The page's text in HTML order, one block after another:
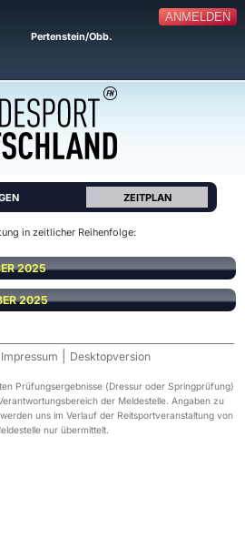
ANMELDEN
Pertenstein/Obb.
ZEITPLAN
in zeitlicher Reihenfolge:
2025
2025
Impressum Desktopversion
Prüfungsergebnisse (Dressur oder Springprüfung)
der Meldestelle. Angaben zu
uns im Verlauf der Reitsportveranstaltung von
nur übermittelt.